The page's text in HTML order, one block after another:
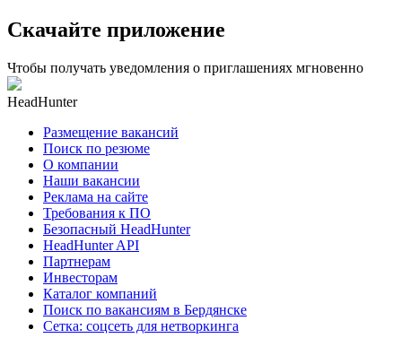
Скачайте приложение
Чтобы получать уведомления о приглашениях мгновенно
HeadHunter
Размещение вакансий
Поиск по резюме
О компании
Наши вакансии
Реклама на сайте
Требования к ПО
Безопасный HeadHunter
HeadHunter API
Партнерам
Инвесторам
Каталог компаний
Поиск по вакансиям в Бердянске
Сетка: соцсеть для нетворкинга